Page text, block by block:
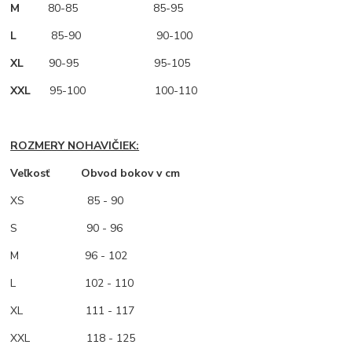
M 80-85 85-95
L 85-90 90-100
XL 90-95 95-105
XXL 95-100 100-110
ROZMERY NOHAVIČIEK:
Veľkosť Obvod bokov v cm
XS
85 - 90
S 90 - 96
M
96 - 102
L 102 - 110
XL 111 - 117
XXL 118 - 125